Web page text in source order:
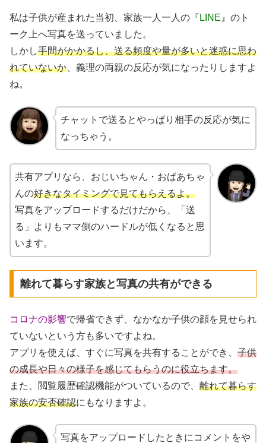
私は子供が産まれた当初、家族一人一人の『 LINE 』のト
ーク上へ写真を送っていました。
しかし手間がかかるし、送る頻度や量が多いと迷惑に思わ
れていないか 、義理の両親の反応が気になったりしますよ
ね。
チャットで送るとやっぱり相手の反応が気に
なっちゃう。
共有アプリなら、おじいちゃん・おばあちゃ
んの好きなタイミングで見てもらえるよ。
写真をアップロードするだけだから、「送
る」よりもママ側のハードルが低くなると思
います。
離れて暮らす家族と写真の共有ができる
コロナの影響で帰省できず、なかなか子供の顔を見せられ
ていないという方も多いですよね。
アプリを使えば、すぐに写真を共有することができ、 子供
の成長や日々の様子を感じてもらうのに役立ちます。
また、閲覧履歴確認機能がついているので、 離れて暮らす
家族の安否確認にもなりますよ。
写真をアップロードしたときにコメントをや